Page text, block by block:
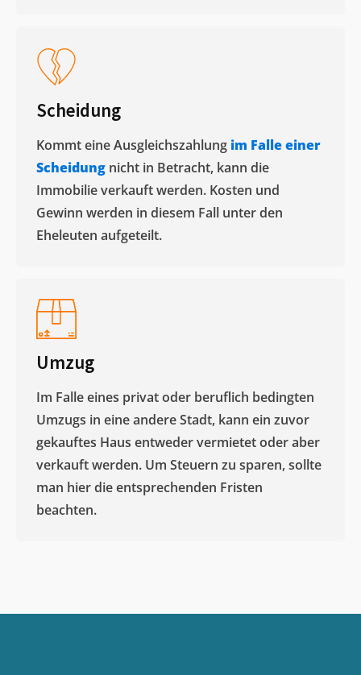
Scheidung
Kommt eine Ausgleichszahlung im Falle einer
Scheidung nicht in Betracht, kann die
Immobilie verkauft werden. Kosten und
Gewinn werden in diesem Fall unter den
Eheleuten aufgeteilt.​
Umzug
Im Falle eines privat oder beruflich bedingten
Umzugs in eine andere Stadt, kann ein zuvor
gekauftes Haus entweder vermietet oder aber
verkauft werden. Um Steuern zu sparen, sollte
man hier die entsprechenden Fristen
beachten.